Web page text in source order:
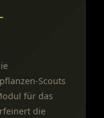
Scouts
für das
die